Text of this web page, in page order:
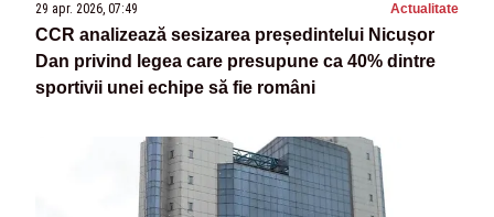
29 apr. 2026, 07:49 Actualitate
CCR analizează sesizarea președintelui Nicușor
Dan privind legea care presupune ca 40% dintre
sportivii unei echipe să fie români